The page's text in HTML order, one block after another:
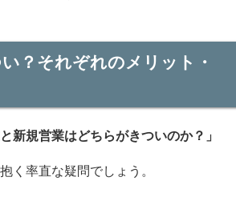
？それぞれのメリット・
新規営業はどちらがきついのか？」
く率直な疑問でしょう。